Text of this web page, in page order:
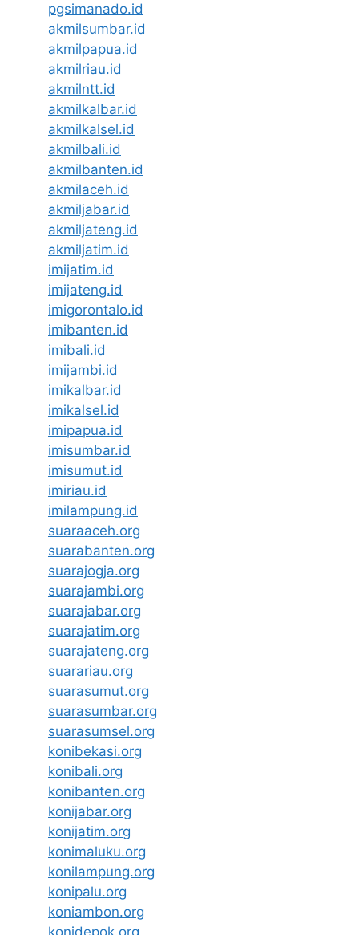
pgsimanado.id
akmilsumbar.id
akmilpapua.id
akmilriau.id
akmilntt.id
akmilkalbar.id
akmilkalsel.id
akmilbali.id
akmilbanten.id
akmilaceh.id
akmiljabar.id
akmiljateng.id
akmiljatim.id
imijatim.id
imijateng.id
imigorontalo.id
imibanten.id
imibali.id
imijambi.id
imikalbar.id
imikalsel.id
imipapua.id
imisumbar.id
imisumut.id
imiriau.id
imilampung.id
suaraaceh.org
suarabanten.org
suarajogja.org
suarajambi.org
suarajabar.org
suarajatim.org
suarajateng.org
suarariau.org
suarasumut.org
suarasumbar.org
suarasumsel.org
konibekasi.org
konibali.org
konibanten.org
konijabar.org
konijatim.org
konimaluku.org
konilampung.org
konipalu.org
koniambon.org